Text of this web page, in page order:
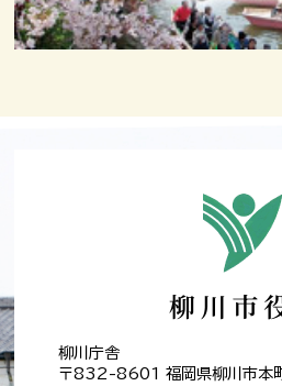
柳川庁舎
〒832-8601 福岡県柳川市本